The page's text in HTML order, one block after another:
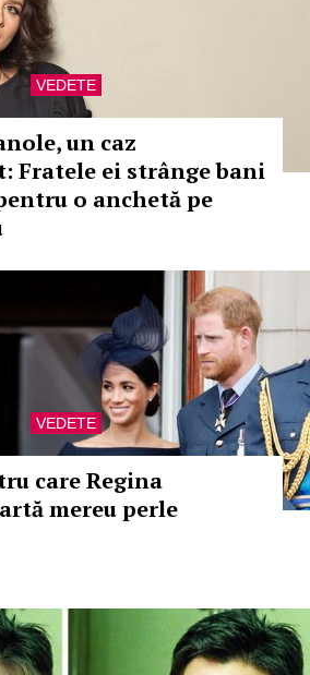
VEDETE
un caz
Fratele ei strânge bani
o anchetă pe
VEDETE
care Regina
mereu perle